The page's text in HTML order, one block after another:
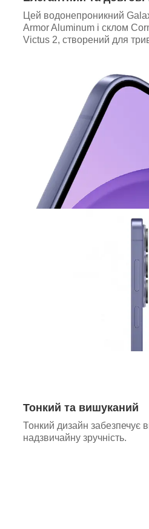
Цей водонепроникний
Armor Aluminum і склом
Victus 2, створений для
Тонкий та вишуканий
Тонкий дизайн забезпечує
надзвичайну зручність.